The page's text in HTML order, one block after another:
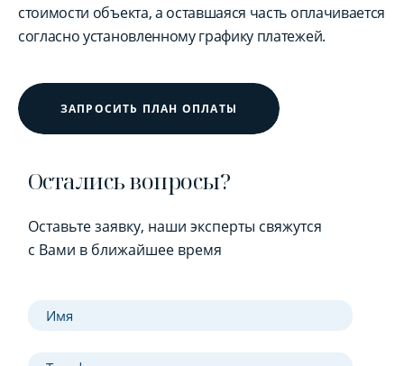
стоимости объекта, а оставшаяся часть оплачивается
согласно установленному графику платежей.
ЗАПРОСИТЬ ПЛАН ОПЛАТЫ
Остались вопросы?
Оставьте заявку, наши эксперты свяжутся
с Вами в ближайшее время